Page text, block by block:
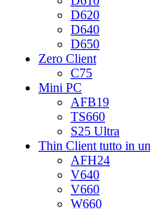
D620
D640
D650
Zero Client
C75
Mini PC
AFB19
TS660
S25 Ultra
Thin Client tutto in
AFH24
V640
V660
W660